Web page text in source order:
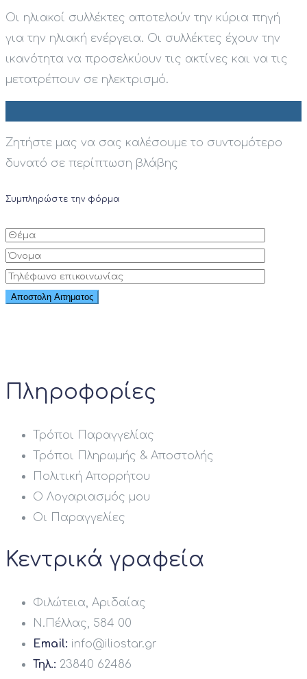
Οι ηλιακοί συλλέκτες αποτελούν την κύρια πηγή
για την ηλιακή ενέργεια. Οι συλλέκτες έχουν την
ικανότητα να προσελκύουν τις ακτίνες και να τις
μετατρέπουν σε ηλεκτρισμό.
Ζητήστε μας να σας καλέσουμε το συντομότερο
δυνατό σε περίπτωση βλάβης
Συμπληρώστε την φόρμα
Πληροφορίες
Τρόποι Παραγγελίας
Τρόποι Πληρωμής & Αποστολής
Πολιτική Απορρήτου
Ο Λογαριασμός μου
Οι Παραγγελίες
Κεντρικά γραφεία
Φιλώτεια, Αριδαίας
Ν.Πέλλας, 584 00
Email: info@iliostar.gr
Τηλ.: 23840 62486